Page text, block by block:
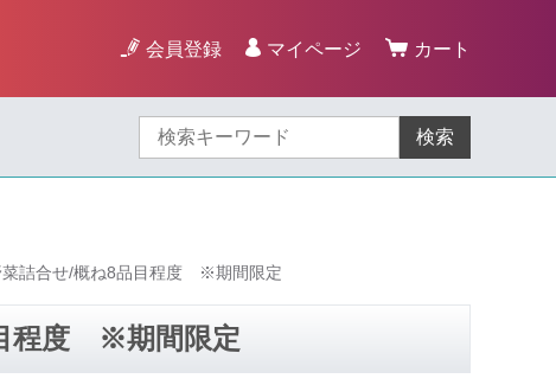
会員登録 マイページ カート
検索
菜詰合せ/概ね8品目程度 ※期間限定
程度 ※期間限定